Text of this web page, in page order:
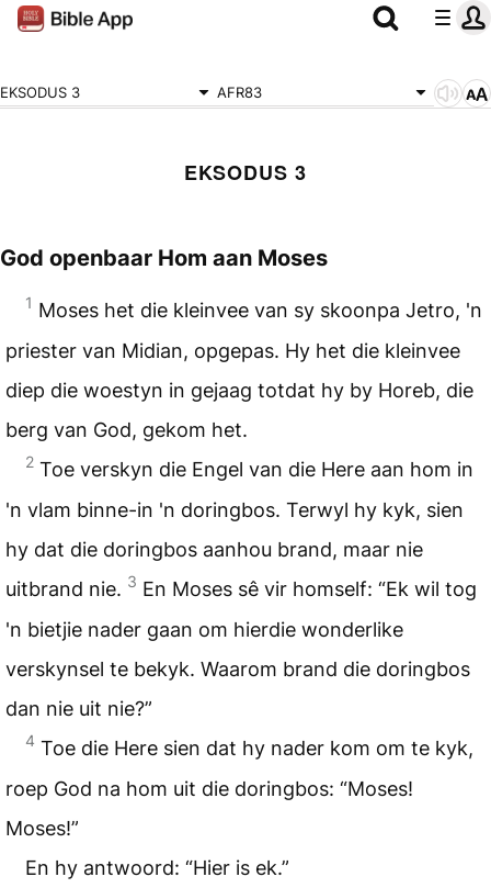
EKSODUS 3 AFR83
EKSODUS 3
God openbaar Hom aan Moses
1 Moses het die kleinvee van sy skoonpa Jetro, 'n
priester van Midian, opgepas. Hy het die kleinvee
diep die woestyn in gejaag totdat hy by Horeb, die
berg van God, gekom het.
2 Toe verskyn die Engel van die Here aan hom in
'n vlam binne-in 'n doringbos. Terwyl hy kyk, sien
hy dat die doringbos aanhou brand, maar nie
uitbrand nie. 3 En Moses sê vir homself: “Ek wil tog
'n bietjie nader gaan om hierdie wonderlike
verskynsel te bekyk. Waarom brand die doringbos
dan nie uit nie?”
4 Toe die Here sien dat hy nader kom om te kyk,
roep God na hom uit die doringbos: “Moses!
Moses!”
En hy antwoord: “Hier is ek.”